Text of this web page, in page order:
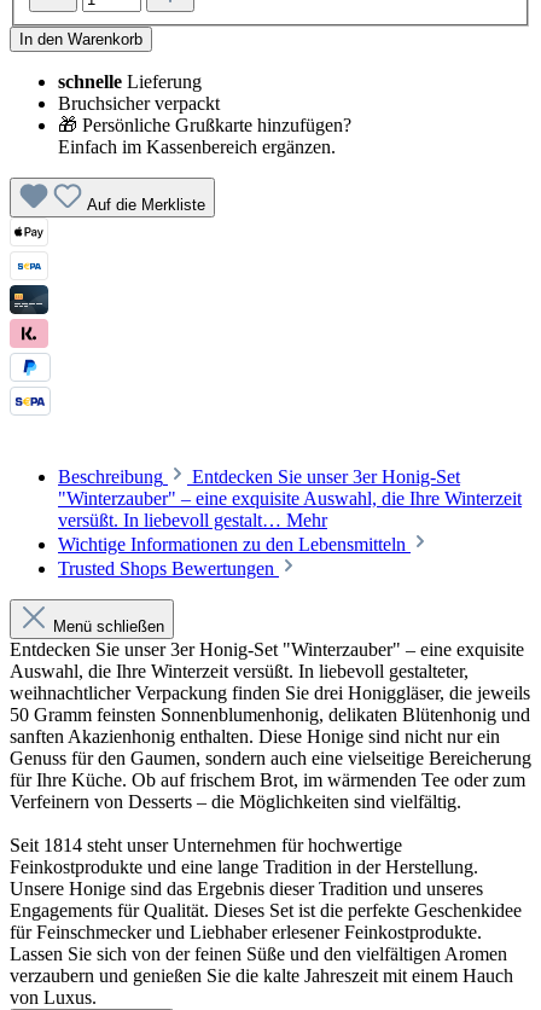
In den Warenkorb
schnelle Lieferung
Bruchsicher verpackt
🎁 Persönliche Grußkarte hinzufügen?
Einfach im Kassenbereich ergänzen.
Auf die Merkliste
Beschreibung
Entdecken Sie unser 3er Honig-Set
"Winterzauber" – eine exquisite Auswahl, die Ihre Winterzeit
versüßt. In liebevoll gestalt… Mehr
Wichtige Informationen zu den Lebensmitteln
Trusted Shops Bewertungen
Menü schließen
Entdecken Sie unser 3er Honig-Set "Winterzauber" – eine exquisite
Auswahl, die Ihre Winterzeit versüßt. In liebevoll gestalteter,
weihnachtlicher Verpackung finden Sie drei Honiggläser, die jeweils
50 Gramm feinsten Sonnenblumenhonig, delikaten Blütenhonig und
sanften Akazienhonig enthalten. Diese Honige sind nicht nur ein
Genuss für den Gaumen, sondern auch eine vielseitige Bereicherung
für Ihre Küche. Ob auf frischem Brot, im wärmenden Tee oder zum
Verfeinern von Desserts – die Möglichkeiten sind vielfältig.
Seit 1814 steht unser Unternehmen für hochwertige
Feinkostprodukte und eine lange Tradition in der Herstellung.
Unsere Honige sind das Ergebnis dieser Tradition und unseres
Engagements für Qualität. Dieses Set ist die perfekte Geschenkidee
für Feinschmecker und Liebhaber erlesener Feinkostprodukte.
Lassen Sie sich von der feinen Süße und den vielfältigen Aromen
verzaubern und genießen Sie die kalte Jahreszeit mit einem Hauch
von Luxus.